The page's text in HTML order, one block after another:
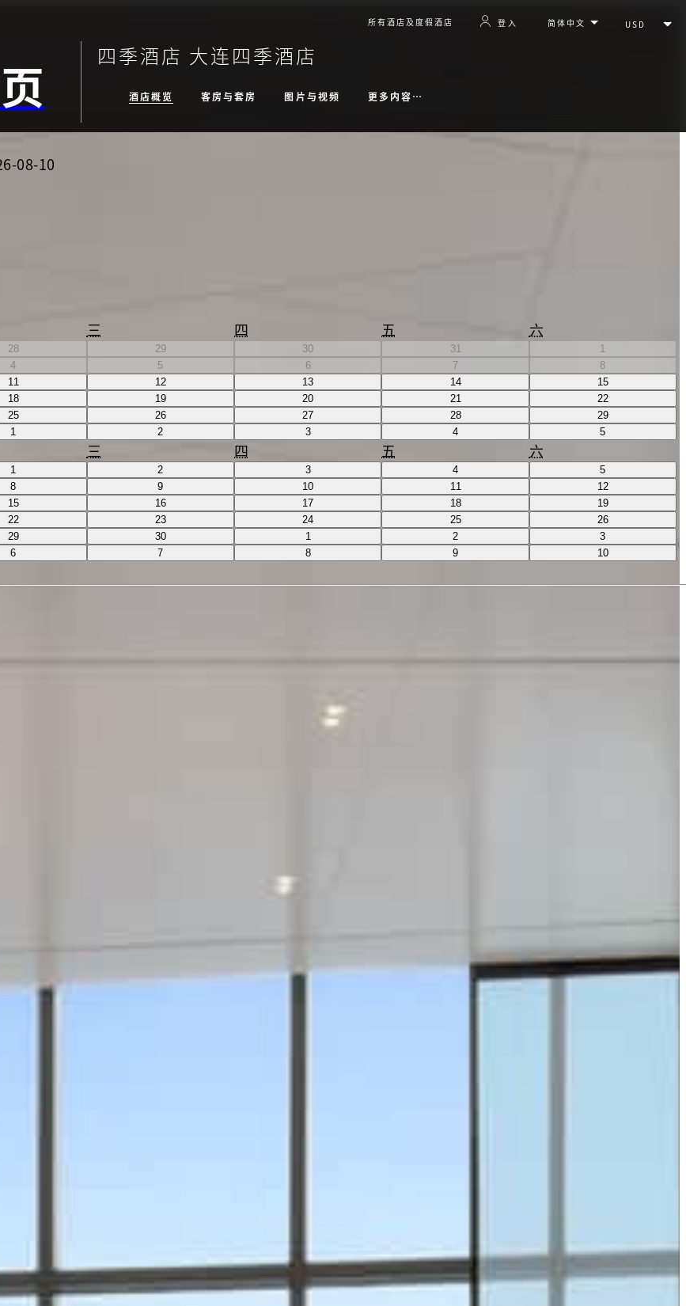
所有酒店及度假酒店 登入
四季酒店 大连四季酒店
酒店概览 客房与套房 图片与视频 更多内容…
08-10
三 四 五 六
28 29 30 31
1
4 5 6 7
8
11 12 13 14
15
18 19 20 21
22
25 26 27 28
29
1 2 3 4 5
三 四 五 六
1 2 3 4
5
8 9 10 11
12
15 16 17 18
19
22 23 24 25
26
29 30 1 2
3
6 7 8 9 10